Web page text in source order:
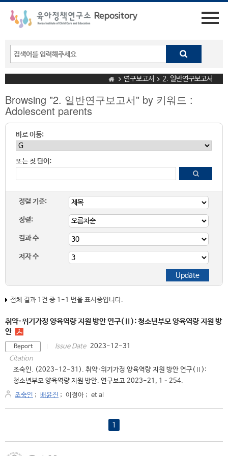
연구보고서 2. 일반연구보고서
Browsing "2. 일반연구보고서" by 키워드 :
Adolescent parents
바로 이동:
또는 첫 단어:
정렬 기준:
정렬:
결과 수
저자 수
전체 결과 1건 중 1-1 번을 표시중입니다.
취약·위기가정 양육역량 지원 방안 연구(Ⅱ): 청소년부모 양육역량 지원 방
안
Report Issue Date 2023-12-31
Citation
조숙인. (2023-12-31). 취약·위기가정 양육역량 지원 방안 연구(Ⅱ):
청소년부모 양육역량 지원 방안. 연구보고 2023-21, 1–254.
조숙인 ; 배윤진 ; 이정아 ; et al
1